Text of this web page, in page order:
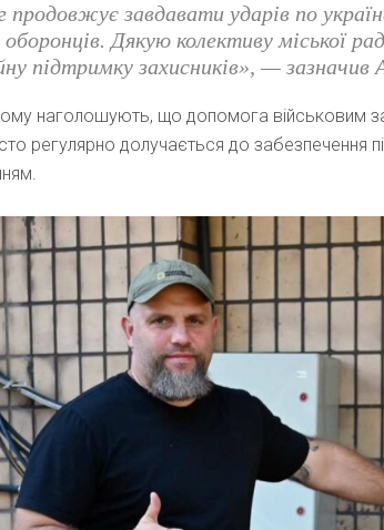
продовжує завдавати ударів по
Дякую колективу міської
підтримку захисників», — зазначив
наголошують, що допомога військовим
регулярно долучається до забезпечення